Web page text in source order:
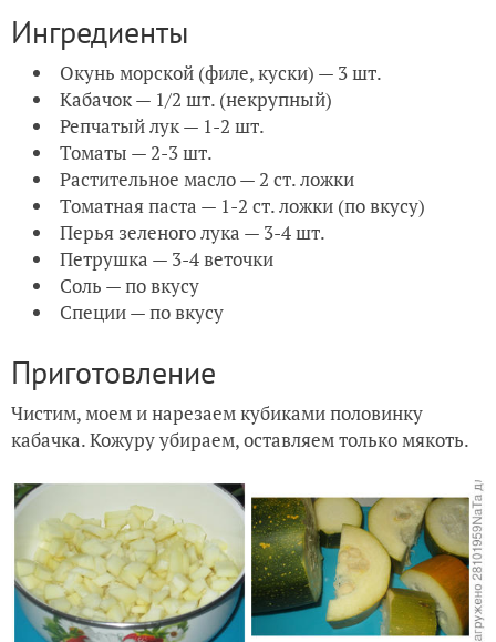
Ингредиенты
Окунь морской (филе, куски) — 3 шт.
Кабачок — 1/2 шт. (некрупный)
Репчатый лук — 1-2 шт.
Томаты — 2-3 шт.
Растительное масло — 2 ст. ложки
Томатная паста — 1-2 ст. ложки (по вкусу)
Перья зеленого лука — 3-4 шт.
Петрушка — 3-4 веточки
Соль — по вкусу
Специи — по вкусу
Приготовление
Чистим, моем и нарезаем кубиками половинку
кабачка. Кожуру убираем, оставляем только мякоть.